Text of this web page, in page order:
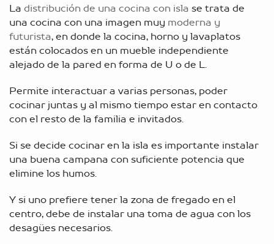
La distribución de una cocina con isla se trata de
una cocina con una imagen muy moderna y
futurista, en donde la cocina, horno y lavaplatos
están colocados en un mueble independiente
alejado de la pared en forma de U o de L.
Permite interactuar a varias personas, poder
cocinar juntas y al mismo tiempo estar en contacto
con el resto de la familia e invitados.
Si se decide cocinar en la isla es importante instalar
una buena campana con suficiente potencia que
elimine los humos.
Y si uno prefiere tener la zona de fregado en el
centro, debe de instalar una toma de agua con los
desagües necesarios.